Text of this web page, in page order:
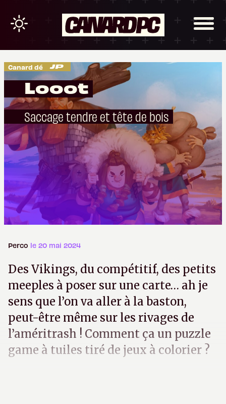
Canard dé
Looot
Saccage tendre et tête de bois
Perco le 20 mai 2024
Des Vikings, du compétitif, des petits
meeples à poser sur une carte… ah je
sens que l’on va aller à la baston,
peut-être même sur les rivages de
l’améritrash ! Comment ça un puzzle
game à tuiles tiré de jeux à colorier ?